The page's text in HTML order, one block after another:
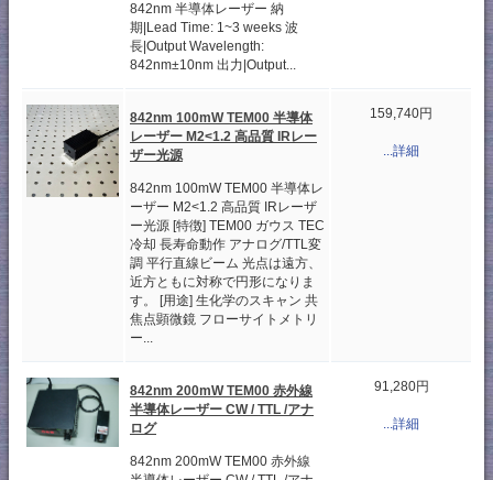
842nm 半導体レーザー 納
期|Lead Time: 1~3 weeks 波
長|Output Wavelength:
842nm±10nm 出力|Output...
842nm 100mW TEM00 半導体
レーザー M2<1.2 高品質 IRレー
ザー光源
842nm 100mW TEM00 半導体レ
ーザー M2<1.2 高品質 IRレーザ
ー光源 [特徴] TEM00 ガウス TEC
冷却 長寿命動作 アナログ/TTL変
調 平行直線ビーム 光点は遠方、
近方ともに対称で円形になりま
す。 [用途] 生化学のスキャン 共
焦点顕微鏡 フローサイトメトリ
ー...
159,740円
...詳細
842nm 200mW TEM00 赤外線
半導体レーザー CW / TTL /アナ
ログ
842nm 200mW TEM00 赤外線
91,280円
...詳細